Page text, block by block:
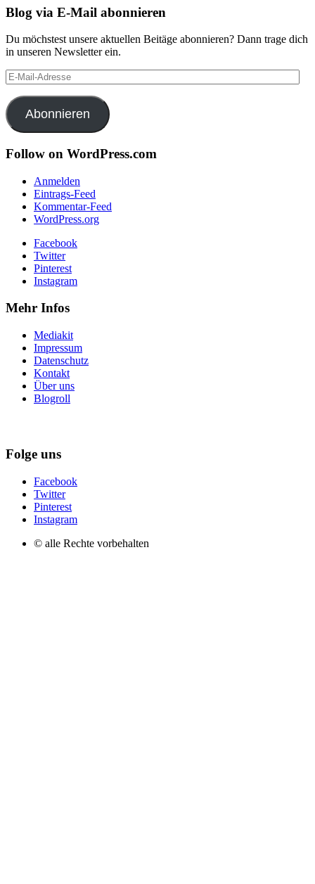
Blog via E-Mail abonnieren
Du möchstest unsere aktuellen Beitäge abonnieren? Dann trage dich
in unseren Newsletter ein.
E-
Mail-
Adresse
Abonnieren
Follow on WordPress.com
Anmelden
Eintrags-Feed
Kommentar-Feed
WordPress.org
Facebook
Twitter
Pinterest
Instagram
Mehr Infos
Mediakit
Impressum
Datenschutz
Kontakt
Über uns
Blogroll
Folge uns
Facebook
Twitter
Pinterest
Instagram
© alle Rechte vorbehalten